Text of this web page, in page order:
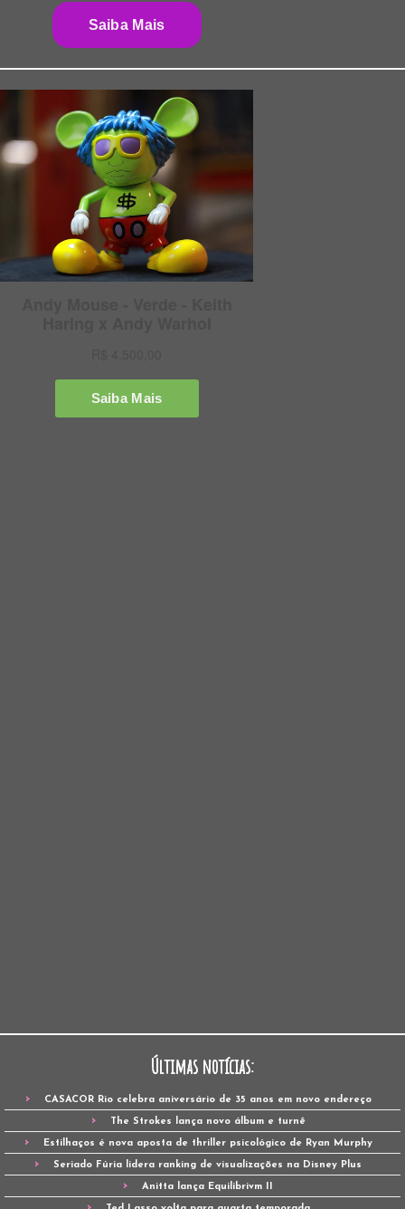
Últimas notícias:
CASACOR Rio celebra aniversário de 35 anos em novo endereço
The Strokes lança novo álbum e turnê
Estilhaços é nova aposta de thriller psicológico de Ryan Murphy
Seriado Fúria lidera ranking de visualizações na Disney Plus
Anitta lança Equilibrivm II